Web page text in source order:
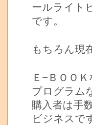
ールライト
です。
もちろん現
Ｅ−ＢＯＯ
プログラム
購入者は手
ビジネスで